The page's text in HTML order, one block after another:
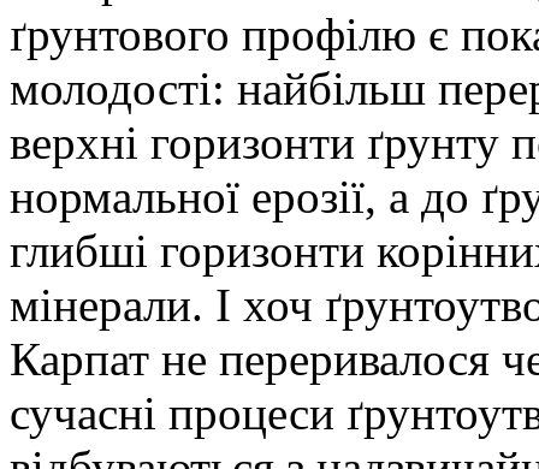
ґрунтового профілю є
молодості: найбільш
верхні горизонти ґрунту
нормальної ерозії, а до
глибші горизонти
мінерали. І хоч
Карпат не переривалося
сучасні процеси